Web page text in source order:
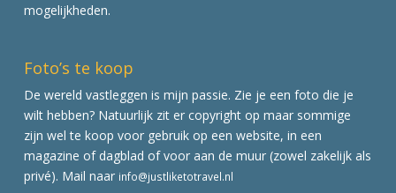
mogelijkheden.
Foto’s te koop
De wereld vastleggen is mijn passie. Zie je een foto die je
wilt hebben? Natuurlijk zit er copyright op maar sommige
zijn wel te koop voor gebruik op een website, in een
magazine of dagblad of voor aan de muur (zowel zakelijk als
privé). Mail naar info@justliketotravel.nl